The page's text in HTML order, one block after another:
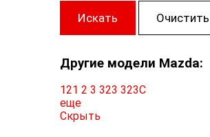
Искать Очистить
Другие модели Mazda:
121 2 3 323 323C
еще
Скрыть